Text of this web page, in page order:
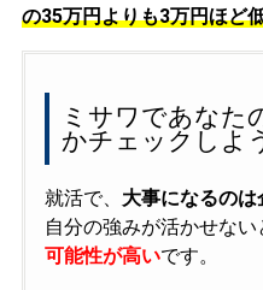
の35万円よりも3万円ほど
ミサワであなた
かチェックしよ
就活で、 大事になるのは
自分の強みが活かせな
可能性が高いです。